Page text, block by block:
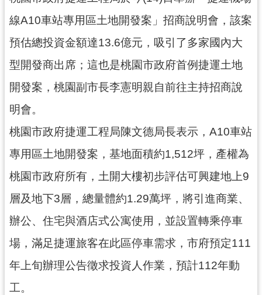
進
階
尋
認
我
們
訊
公
告
業
務
資
線A10車站專用區土地開發案」招商說明會，該案
預估總投資金額達13.6億元，吸引了多家國內大
型開發商出席；這也是桃園市政府首例捷運土地
開發案，桃園副市長李憲明親自前往主持招商說
明會。
桃園市政府捷運工程局陳文德局長表示，A10車站
專用區土地開發案，基地面積約1,512坪，產權為
桃園市政府所有，土開大樓初步評估可興建地上9
層及地下3層，總量體約1.29萬坪，將引進商業、
辦公、住宅與酒店式公寓使用，並設置轉乘停車
場，滿足捷運旅客在此區停車需求，市府預定111
年上旬辦理公告徵求投資人作業，預計112年動
工。